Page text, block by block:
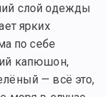
слой одежды
ярких
по себе
капюшон,
— всё это,